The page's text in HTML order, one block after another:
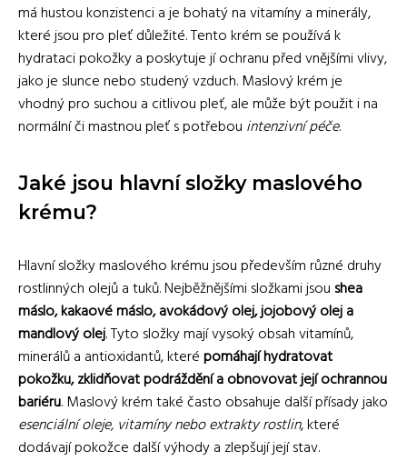
má hustou konzistenci a je bohatý na vitamíny a minerály,
které jsou pro pleť důležité. Tento krém se používá k
hydrataci pokožky a poskytuje jí ochranu před vnějšími vlivy,
jako je slunce nebo studený vzduch. Maslový krém je
vhodný pro suchou a citlivou pleť, ale může být použit i na
normální či mastnou pleť s potřebou intenzivní péče.
Jaké jsou hlavní složky maslového
krému?
Hlavní složky maslového krému jsou především různé druhy
rostlinných olejů a tuků. Nejběžnějšími složkami jsou shea
máslo, kakaové máslo, avokádový olej, jojobový olej a
mandlový olej. Tyto složky mají vysoký obsah vitamínů,
minerálů a antioxidantů, kterépomáhají hydratovat
pokožku, zklidňovat podráždění a obnovovat její ochrannou
bariéru. Maslový krém také často obsahuje další přísady jako
esenciální oleje, vitamíny nebo extrakty rostlin, které
dodávají pokožce další výhody a zlepšují její stav.